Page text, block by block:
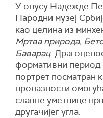
У опусу Надежде
Народни музеј
као целина из
Мртва природа,
Баварац.
формативни
портрет посматран
пролазности
славне уметнице
другачијег угла.